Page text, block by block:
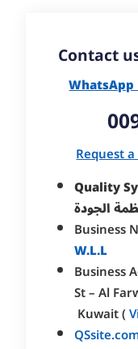
Quality
الجودة
Business
W.L.L
Business
St – Al
Kuwait (